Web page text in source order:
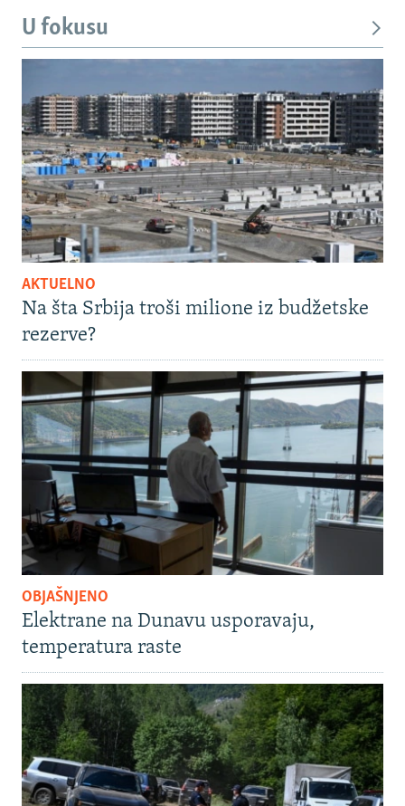
U fokusu
AKTUELNO
Na šta Srbija troši milione iz budžetske
rezerve?
OBJAŠNJENO
Elektrane na Dunavu usporavaju,
temperatura raste